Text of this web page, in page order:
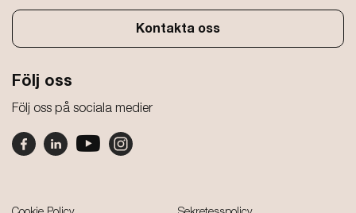
Kontakta oss
Följ oss
Följ oss på sociala medier